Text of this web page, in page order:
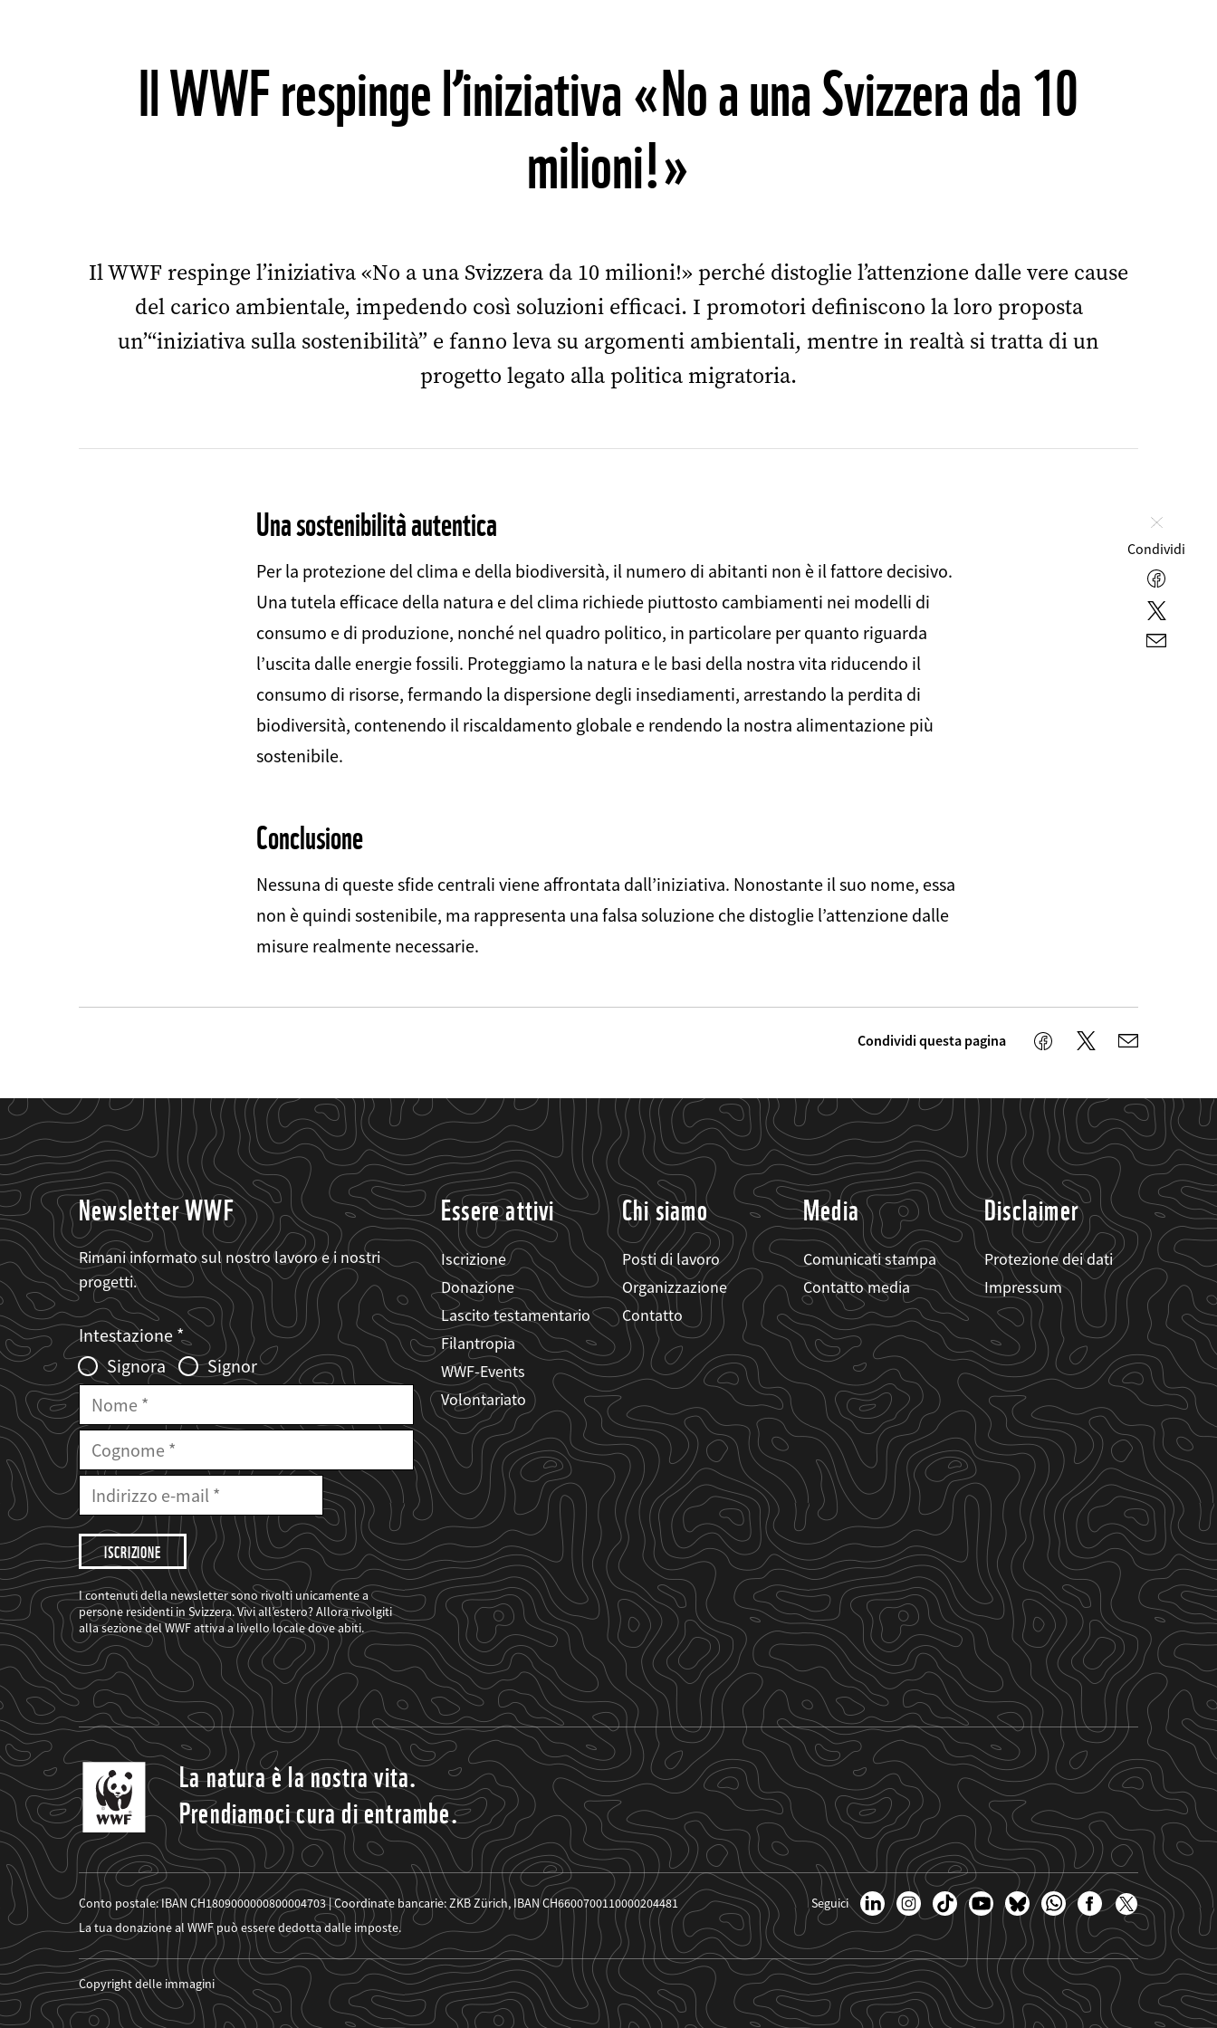
Il WWF respinge l’iniziativa «No a una Svizzera da 10
milioni!»
Il WWF respinge l’iniziativa «No a una Svizzera da 10 milioni!» perché distoglie l’attenzione dalle vere cause
del carico ambientale, impedendo così soluzioni efficaci. I promotori definiscono la loro proposta
un’“iniziativa sulla sostenibilità” e fanno leva su argomenti ambientali, mentre in realtà si tratta di un
progetto legato alla politica migratoria.
Una sostenibilità autentica
Per la protezione del clima e della biodiversità, il numero di abitanti non è il fattore decisivo.
Una tutela efficace della natura e del clima richiede piuttosto cambiamenti nei modelli di
consumo e di produzione, nonché nel quadro politico, in particolare per quanto riguarda
l’uscita dalle energie fossili. Proteggiamo la natura e le basi della nostra vita riducendo il
consumo di risorse, fermando la dispersione degli insediamenti, arrestando la perdita di
biodiversità, contenendo il riscaldamento globale e rendendo la nostra alimentazione più
sostenibile.
Conclusione
Nessuna di queste sfide centrali viene affrontata dall’iniziativa. Nonostante il suo nome, essa
non è quindi sostenibile, ma rappresenta una falsa soluzione che distoglie l’attenzione dalle
misure realmente necessarie.
Chiudi
Condividi
Twitter
E-
Condividi questa pagina Facebook
TwitterE-
Newsletter WWF
Rimani informato sul nostro lavoro e i nostri
progetti.
Web2Case
Infofelder
Fieldset
anrede_name
Intestazione
Signora
Signor
Nome
Cognome
E-
Mail
Indirizzo
e-
mail
Desidero
che
il
WWF
mi
informi
sui
suoi
progetti
I contenuti della newsletter sono rivolti unicamente a
persone residenti in Svizzera. Vivi all’estero? Allora rivolgiti
alla sezione del WWF attiva a livello locale dove abiti.
Essere attivi
Iscrizione
Donazione
Lascito testamentario
Filantropia
WWF-Events
Volontariato
Chi siamo
Posti di lavoro
Organizzazione
Contatto
Media
Comunicati stampa
Contatto media
Disclaimer
Protezione dei dati
Impressum
La natura è la nostra vita.
Prendiamoci cura di entrambe.
Conto postale: IBAN CH1809000000800004703 | Coordinate bancarie: ZKB Zürich, IBAN CH6600700110000204481
La tua donazione al WWF può essere dedotta dalle imposte.
Seguici
Copyright delle immagini